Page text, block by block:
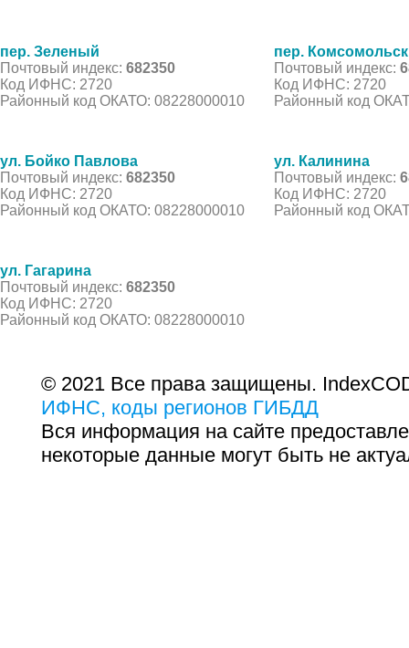
пер. Зеленый
Почтовый индекс: 682350
Код ИФНС: 2720
Районный код ОКАТО: 08228000010
пер.
Почтовый индекс:
Код ИФНС: 2720
Районный код
ул. Бойко Павлова
Почтовый индекс: 682350
Код ИФНС: 2720
Районный код ОКАТО: 08228000010
ул. Калинина
Почтовый индекс:
Код ИФНС: 2720
Районный код
ул. Гагарина
Почтовый индекс: 682350
Код ИФНС: 2720
Районный код ОКАТО: 08228000010
© 2021 Все права защищены.
ИФНС, коды регионов ГИБДД
Вся информация на сайте
некоторые данные могут быть не